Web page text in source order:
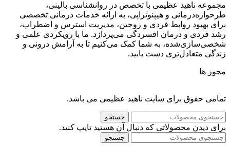
مجموعه ناهید عظیمی با تخصص در روانشناسی بالینی،
طرحواره‌درمانی و هیپنوتراپی، به ارائه خدمات درمانی تخصصی
برای بهبود روابط فردی و زوجین، مدیریت استرس و اضطراب،
رشد فردی و درمان افسردگی می‌پردازد. ما با رویکردی علمی و
شخصی‌سازی‌شده، به شما کمک می‌کنیم تا به آرامش درونی و
زندگی متعادل‌تری دست یابید.
مجوز ها
تمامی حقوق برای سایت ناهید عظیمی می باشد.
جستجو
برای دیدن محصولاتی که دنبال آن هستید تایپ کنید.
جستجو